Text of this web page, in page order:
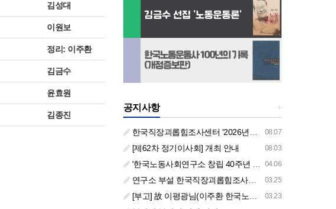
김성대
이원보
정리: 이주환
김금수
윤효원
김종진
+
공지사항
08.07
한국직장괴롭힘조사센터 '2026년도 하반기 주요 사업 안내' (교육/컨설팅)
08.03
[제62차 정기이사회] 개최 안내
04.06
'한국노동사회연구소 창립 40주년 기념 행사 안내'
03.25
연구소 부설 한국직장괴롭힘조사센터 '2026년도 주요 사업 안내' (교육/컨설팅)
03.23
[부고] 故 이평광님(이주환 한국노동사회연구소 부소장 부친상)